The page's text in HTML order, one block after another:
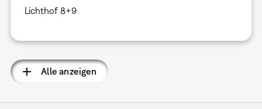
Lichthof 8+9
Alle anzeigen